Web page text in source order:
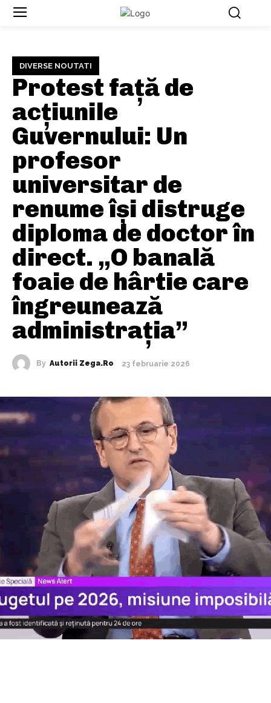
DIVERSE NOUTATI
Protest față de
acțiunile
Guvernului: Un
profesor
universitar de
renume își distruge
diploma de doctor în
direct. „O banală
foaie de hârtie care
îngreunează
administrația”
By Autorii Zega.ro 23 februarie 2026